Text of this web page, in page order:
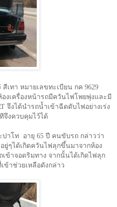
สีเทา หมายเลขทะเบียน กค 9629
งเครื่องหน้ารถมีควันไฟโพยพุ่งและมี
จึงได้นำรถน้ำเข้าฉีดดับไฟอย่างเร่ง
จึงควบคุมไว้ได้
ปาโท อายุ 65 ปี คนขับรถ กล่าวว่า
ๆได้เกิดควันไฟลุกขึ้นมาจากห้อง
เข้าจอดริมทาง จากนั้นได้เกิดไฟลุก
ข้าช่วยเหลือดังกล่าว